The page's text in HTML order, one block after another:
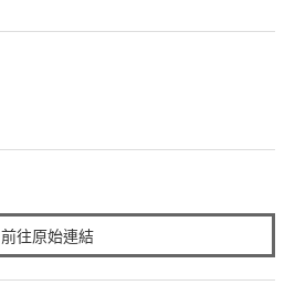
前往原始連結